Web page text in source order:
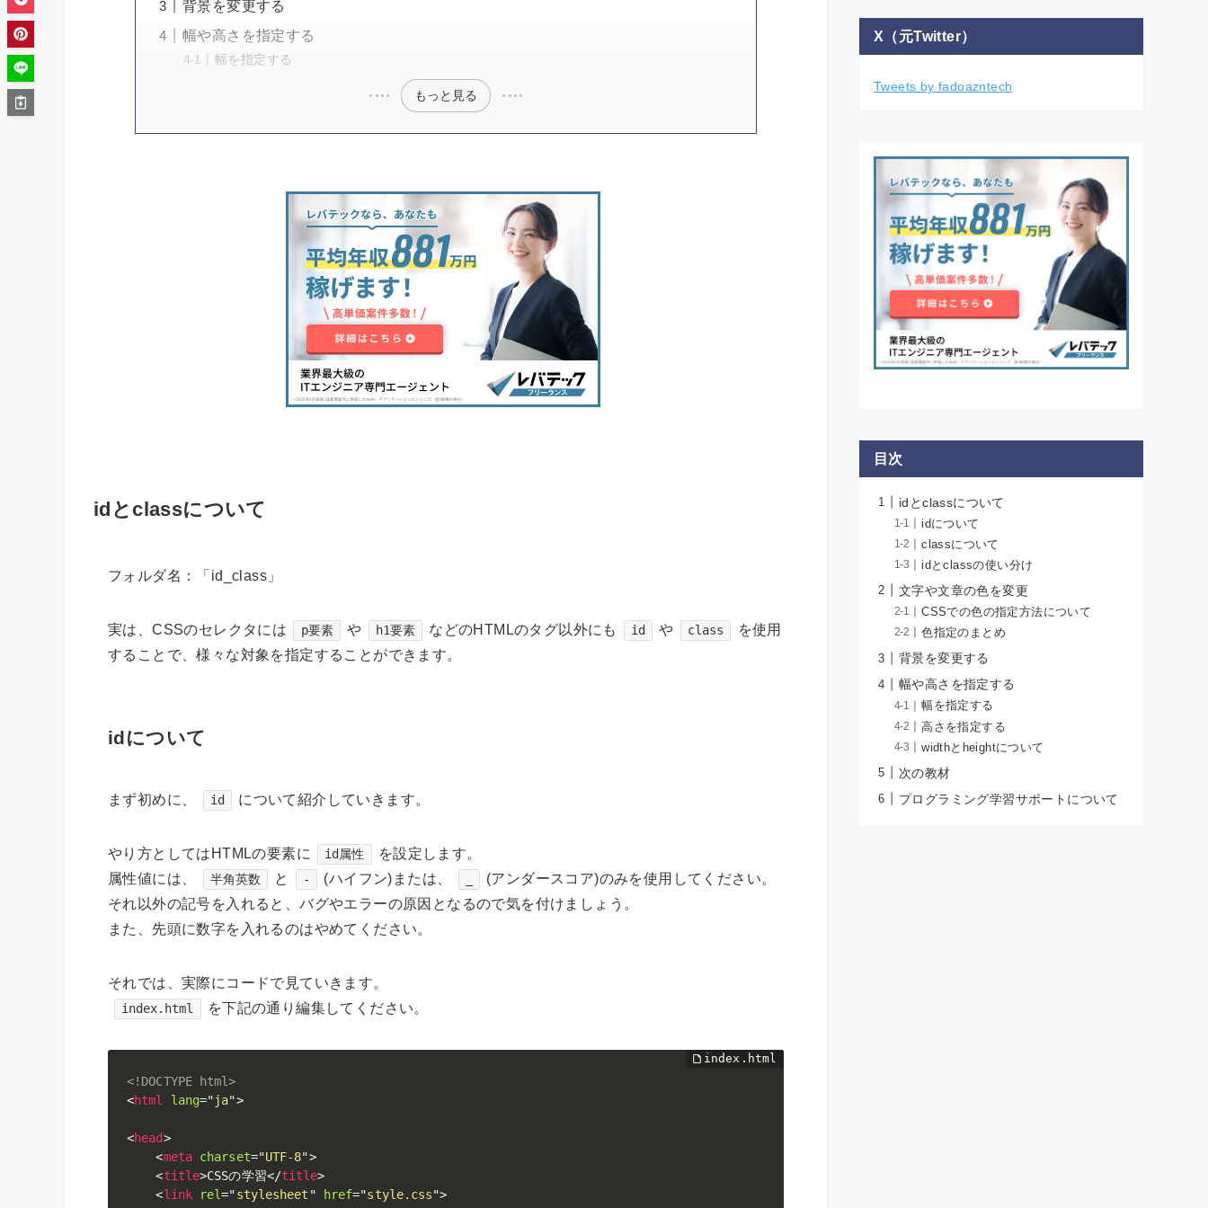
背景を変更する
幅や高さを指定する
幅を指定する
もっと見る
idとclassについて
フォルダ名：「id_class」
実は、CSSのセレクタには p要素 や h1要素 などのHTMLのタグ以外にも id や class
を使用
することで、様々な対象を指定することができます。
idについて
まず初めに、 id について紹介していきます。
やり方としてはHTMLの要素に id属性
を設定します。
属性値には、
半角英数 と - (ハイフン)または、
(アンダースコア)のみを使用してください。
それ以外の記号を入れると、バグやエラーの原因となるので気を付けましょう。
また、先頭に数字を入れるのはやめてください。
それでは、実際にコードで見ていきます。
index.html を下記の通り編集してください。
<!DOCTYPE html>
<html lang="ja">
<head>
<meta charset="UTF-8">
<title>CSSの学習</title>
<link rel="stylesheet " href="style.css">
X（元Twitter）
Tweets by fadoazntech
目次
idとclassについて
idについて
classについて
idとclassの使い分け
文字や文章の色を変更
CSSでの色の指定方法について
色指定のまとめ
背景を変更する
幅や高さを指定する
幅を指定する
高さを指定する
widthとheightについて
次の教材
プログラミング学習サポートについて